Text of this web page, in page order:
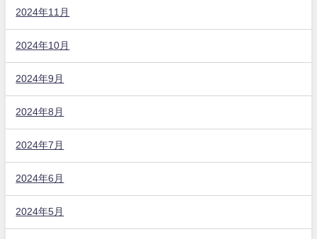
2024年11月
2024年10月
2024年9月
2024年8月
2024年7月
2024年6月
2024年5月